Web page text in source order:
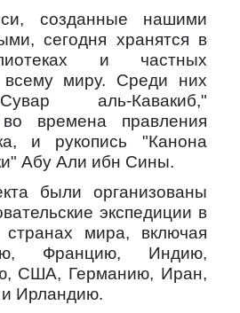
созданные нашими
сегодня хранятся в
и частных
всему миру. Среди них
аль-Кавакиб,"
во времена правления
и рукопись "Канона
Абу Али ибн Сины.
были организованы
экспедиции в
мира, включая
Францию, Индию,
США, Германию, Иран,
и Ирландию.